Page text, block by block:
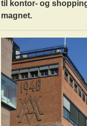
til kontor- og
magnet.